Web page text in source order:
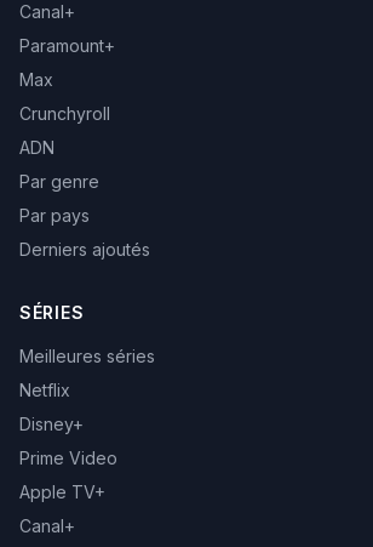
Canal+
Paramount+
Max
Crunchyroll
ADN
Par genre
Par pays
Derniers ajoutés
SÉRIES
Meilleures séries
Netflix
Disney+
Prime Video
Apple TV+
Canal+